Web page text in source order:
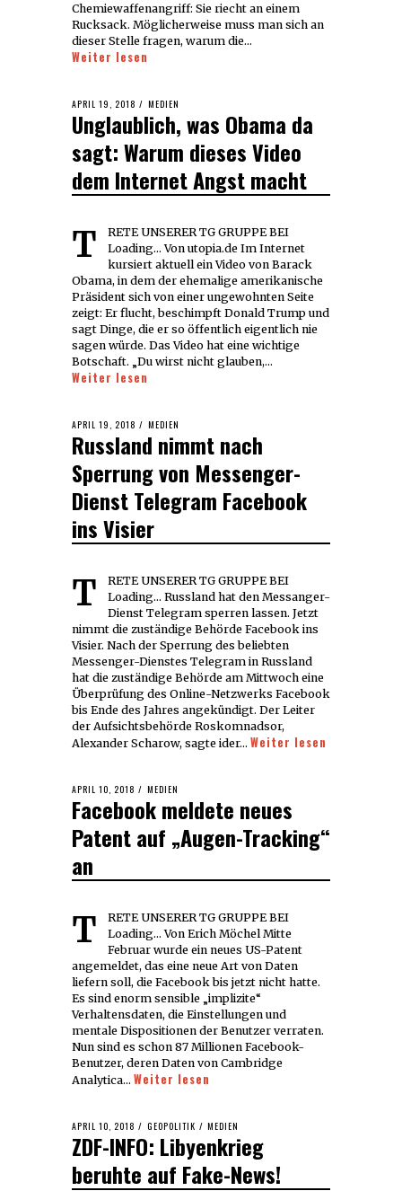
Chemiewaffenangriff: Sie riecht an einem
Rucksack. Möglicherweise muss man sich an
dieser Stelle fragen, warum die…
Weiter lesen
POSTED
ON
APRIL 19, 2018 APRIL
19,
2018
MEDIEN
Unglaublich, was Obama da
sagt: Warum dieses Video
dem Internet Angst macht
TRETE UNSERER TG GRUPPE BEI
Loading... Von utopia.de Im Internet
kursiert aktuell ein Video von Barack
Obama, in dem der ehemalige amerikanische
Präsident sich von einer ungewohnten Seite
zeigt: Er flucht, beschimpft Donald Trump und
sagt Dinge, die er so öffentlich eigentlich nie
sagen würde. Das Video hat eine wichtige
Botschaft. „Du wirst nicht glauben,…
Weiter lesen
POSTED
ON
APRIL 19, 2018 MEDIEN
Russland nimmt nach
Sperrung von Messenger-
Dienst Telegram Facebook
ins Visier
TRETE UNSERER TG GRUPPE BEI
Loading... Russland hat den Messanger-
Dienst Telegram sperren lassen. Jetzt
nimmt die zuständige Behörde Facebook ins
Visier. Nach der Sperrung des beliebten
Messenger-Dienstes Telegram in Russland
hat die zuständige Behörde am Mittwoch eine
Überprüfung des Online-Netzwerks Facebook
bis Ende des Jahres angekündigt. Der Leiter
der Aufsichtsbehörde Roskomnadsor,
Alexander Scharow, sagte ider… Weiter lesen
POSTED
ON
APRIL 10, 2018 APRIL
10,
2018
MEDIEN
Facebook meldete neues
Patent auf „Augen-Tracking“
an
TRETE UNSERER TG GRUPPE BEI
Loading... Von Erich Möchel Mitte
Februar wurde ein neues US-Patent
angemeldet, das eine neue Art von Daten
liefern soll, die Facebook bis jetzt nicht hatte.
Es sind enorm sensible „implizite“
Verhaltensdaten, die Einstellungen und
mentale Dispositionen der Benutzer verraten.
Nun sind es schon 87 Millionen Facebook-
Benutzer, deren Daten von Cambridge
Analytica… Weiter lesen
POSTED
ON
APRIL 10, 2018 APRIL
10,
2018
GEOPOLITIK / MEDIEN
ZDF-INFO: Libyenkrieg
beruhte auf Fake-News!